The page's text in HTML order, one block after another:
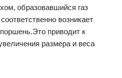
образовавшийся газ
возникает
приводит к
размера и веса